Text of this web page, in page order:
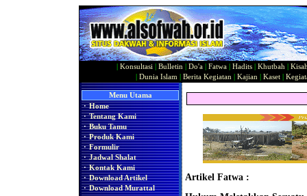
Konsultasi Bulletin Do'a Fatwa Hadits Khutbah
Dunia Islam Berita Kegiatan Kajian Kaset|
Menu Utama
· Home
· Tentang Kami
· Buku Tamu
· Produk Kami
· Formulir
· Jadwal Shalat
· Kontak Kami
· Download Artikel
· Download Murattal
Artikel Fatwa :